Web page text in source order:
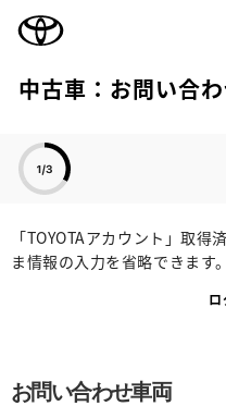
中古車：お問い合
「TOYOTAアカウント」取
ま情報の入力を省略できます。
お問い合わせ車両